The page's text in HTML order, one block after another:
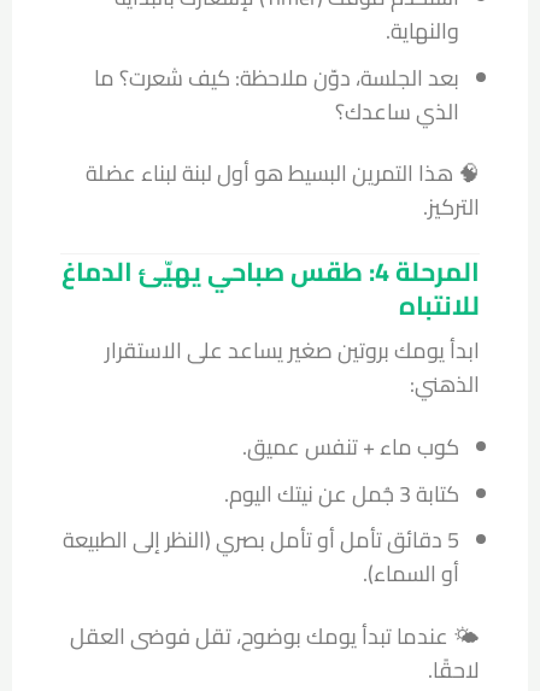
والنهاية.
بعد الجلسة، دوّن ملاحظة: كيف شعرت؟ ما
الذي ساعدك؟
🧠 هذا التمرين البسيط هو أول لبنة لبناء عضلة
التركيز.
المرحلة 4: طقس صباحي يهيّئ الدماغ
للانتباه
ابدأ يومك بروتين صغير يساعد على الاستقرار
الذهني:
كوب ماء + تنفس عميق.
كتابة 3 جُمل عن نيتك اليوم.
5 دقائق تأمل أو تأمل بصري (النظر إلى الطبيعة
أو السماء).
🌤️ عندما تبدأ يومك بوضوح، تقل فوضى العقل
لاحقًا.